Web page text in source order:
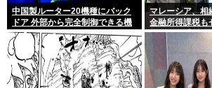
中国製ルーター20機種にバック
ドア 外部から完全制御できる機
能が仕込まれていた
マレーシア、相
金融所得課税も
ゼロで優秀な移
めてしまう…